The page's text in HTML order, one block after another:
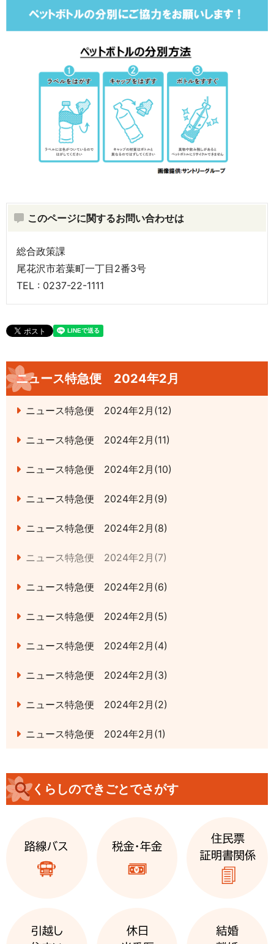
このページに関するお問い合わせは
総合政策課
尾花沢市若葉町一丁目2番3号
TEL : 0237-22-1111
ニュース特急便 2024年2月
ニュース特急便 2024年2月(12)
ニュース特急便 2024年2月(11)
ニュース特急便 2024年2月(10)
ニュース特急便 2024年2月(9)
ニュース特急便 2024年2月(8)
ニュース特急便 2024年2月(7)
ニュース特急便 2024年2月(6)
ニュース特急便 2024年2月(5)
ニュース特急便 2024年2月(4)
ニュース特急便 2024年2月(3)
ニュース特急便 2024年2月(2)
ニュース特急便 2024年2月(1)
くらしのできごとでさがす